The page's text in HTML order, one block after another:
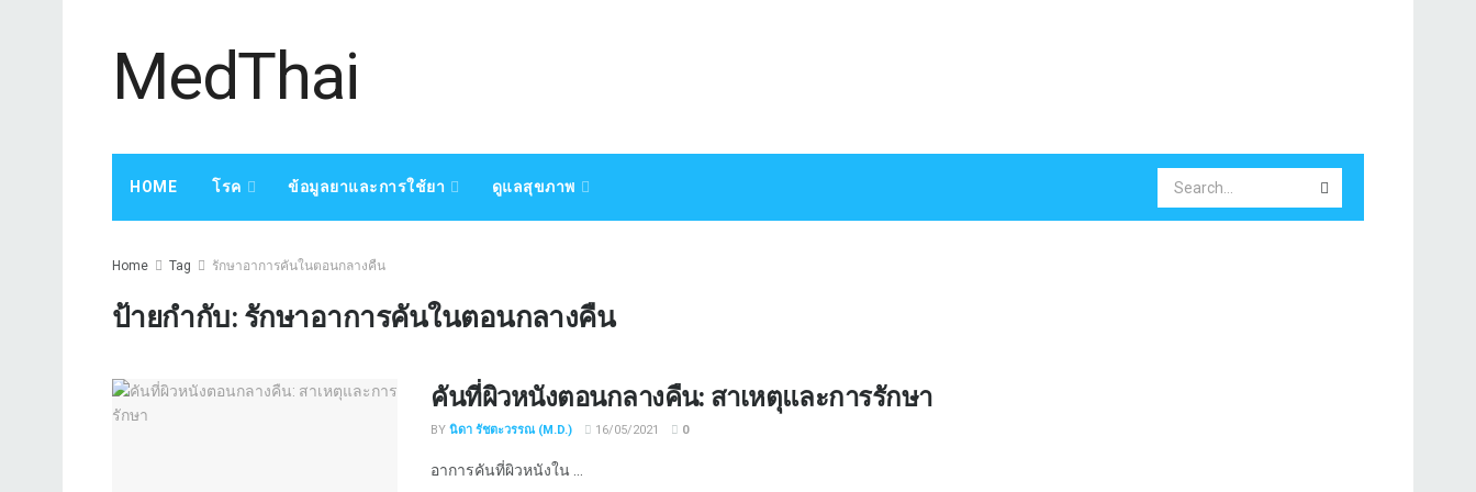
MedThai
HOME โรค ข้อมูลยาและการใช้ยา ดูแลสุขภาพ
Home Tag รักษาอาการคันในตอนกลางคืน
ป้ายกำกับ: รักษาอาการคันในตอนกลางคืน
คันที่ผิวหนังตอนกลางคืน: สาเหตุและการรักษา
BY นิดา รัชตะวรรณ (M.D.) 16/05/2021 0
อาการคันที่ผิวหนังใน ...